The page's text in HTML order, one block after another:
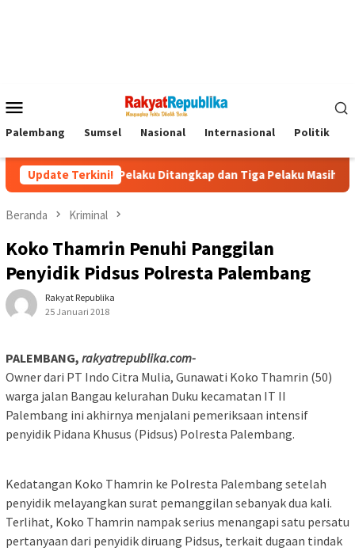
Mobile
Palembang Sumsel Nasional Internasional Politik
Update Terkini!
Pelaku Ditangkap dan Tiga Pelaku Masih Diburu
Beranda Kriminal
Koko Thamrin Penuhi Panggilan
Penyidik Pidsus Polresta Palembang
Rakyat Republika
25 Januari 2018
PALEMBANG, rakyatrepublika.com-
Owner dari PT Indo Citra Mulia, Gunawati Koko Thamrin (50)
warga jalan Bangau kelurahan Duku kecamatan IT II
Palembang ini akhirnya menjalani pemeriksaan intensif
penyidik Pidana Khusus (Pidsus) Polresta Palembang.
Kedatangan Koko Thamrin ke Polresta Palembang setelah
penyidik melayangkan surat pemanggilan sebanyak dua kali.
Terlihat, Koko Thamrin nampak serius menangapi satu persatu
pertanyaan dari penyidik diruang Pidsus, terkait dugaan tindak